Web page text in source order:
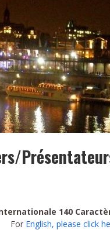
140
For English, please click